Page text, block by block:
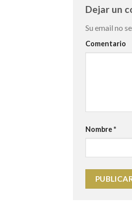
Dejar un
Su email no
Comentario
Nombre*